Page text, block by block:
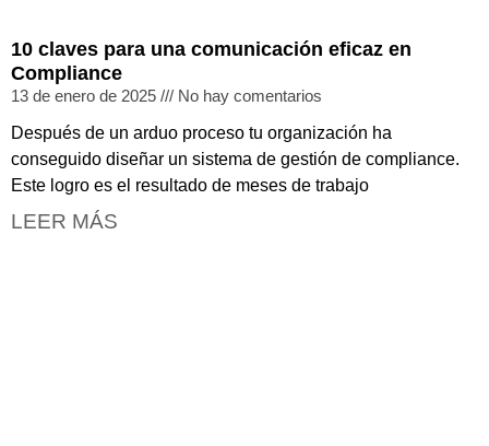
10 claves para una comunicación eficaz en
Compliance
13 de enero de 2025
No hay comentarios
Después de un arduo proceso tu organización ha
conseguido diseñar un sistema de gestión de compliance.
Este logro es el resultado de meses de trabajo
LEER MÁS